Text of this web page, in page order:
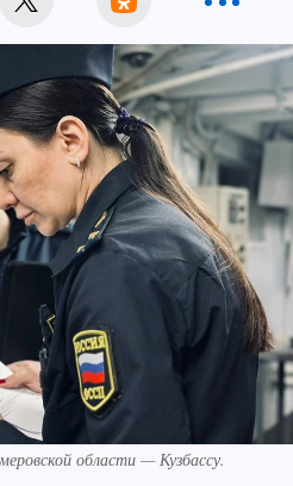
области — Кузбассу.